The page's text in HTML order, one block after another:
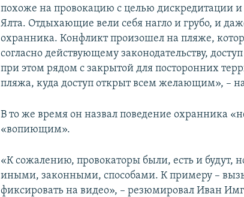
похоже на провокацию с целью дискредитации
Ялта. Отдыхающие вели себя нагло и грубо, и
охранника. Конфликт произошел на пляже,
согласно действующему законодательству,
при этом рядом с закрытой для посторонних
пляжа, куда доступ открыт всем желающим», –
В то же время он назвал поведение охранника
«вопиющим».
«К сожалению, провокаторы были, есть и будут,
иными, законными, способами. К примеру –
фиксировать на видео», – резюмировал Иван